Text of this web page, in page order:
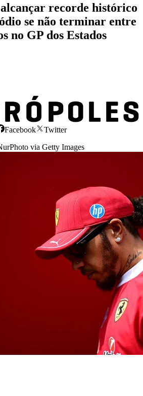
recorde histórico
se não terminar entre
no GP dos Estados
Facebook
Twitter
via Getty Images